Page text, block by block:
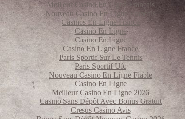
Meilleur Casino En Ligne Français
Nouveau Casino En Ligne Francais
Casinos En Ligne France
Casino En Ligne
Casino En Ligne
Casino En Ligne France
Paris Sportif Sur Le Tennis
Paris Sportif Ufc
Nouveau Casino En Ligne Fiable
Casino En Ligne
Meilleur Casino En Ligne 2026
Casino Sans Dépôt Avec Bonus Gratuit
Cresus Casino Avis